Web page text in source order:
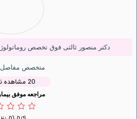
دکتر منصور ثالثی فوق تخصص روماتولوژی
متخصص مفاصل و عضلات
مراجعه موفق بیماران 1149